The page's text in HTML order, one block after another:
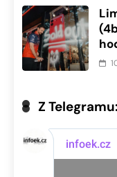
Z Telegramu: